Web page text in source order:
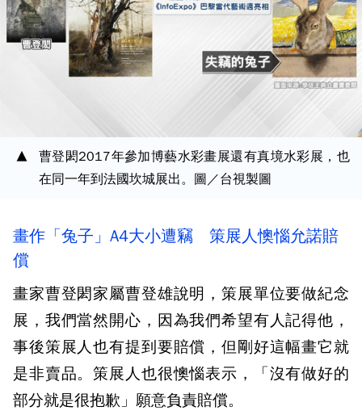
曹登閎2017年參加博藝水彩畫展還有真境水彩展，也
在同一年到法國坎城展出。圖／台視製圖
畫作「兔子」A4大小遭竊 策展人懊惱允諾賠
償
畫家曹登閎家屬曹登雄說明，策展單位要做紀念
展，我們當然開心，因為我們希望有人記得他，
事後策展人也有提到要賠償，但剛好這幅畫它就
是非賣品。策展人也很懊惱表示，「沒有做好的
部分就是很抱歉」願意負責賠償。